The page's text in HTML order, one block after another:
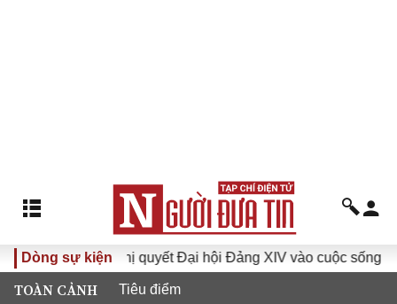
Dòng sự kiện
Đưa Nghị quyết Đại hội Đảng XIV vào cuộc sống
TOÀN CẢNH Tiêu điểm